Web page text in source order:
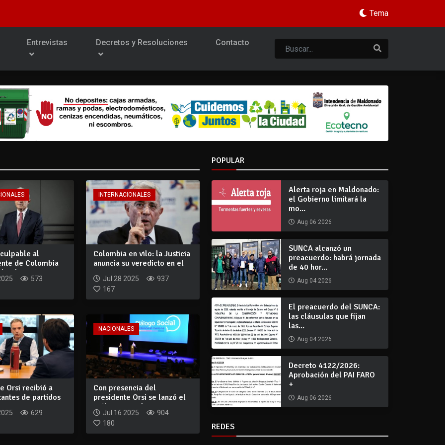
Tema
Entrevistas Decretos y Resoluciones Contacto
al
de Colombia
d...
573
INTERNACIONALES
Colombia en vilo: la Justicia
anuncia su veredicto en el
Jul 28 2025
937
167
Orsi recibió a
de partidos
629
NACIONALES
Con presencia del
presidente Orsi se lanzó el
Diálogo Social...
Jul 16 2025
904
180
POPULAR
Alerta roja en Maldonado:
el Gobierno limitará la
mo...
Aug 06 2026
SUNCA alcanzó un
preacuerdo: habrá jornada
de 40 hor...
Aug 04 2026
El preacuerdo del SUNCA:
las cláusulas que fijan
las...
Aug 04 2026
Decreto 4122/2026:
Aprobación del PAI FARO
+
Aug 06 2026
REDES